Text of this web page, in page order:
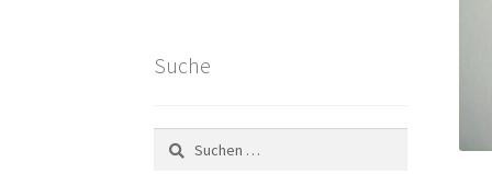
Suche
Suchen
nach: